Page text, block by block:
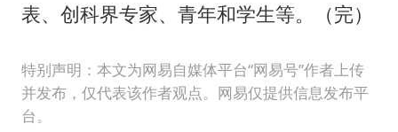
表、创科界专家、青年和学生等。（完）
特别声明：本文为网易自媒体平台“网易号”作者上传
并发布，仅代表该作者观点。网易仅提供信息发布平
台。